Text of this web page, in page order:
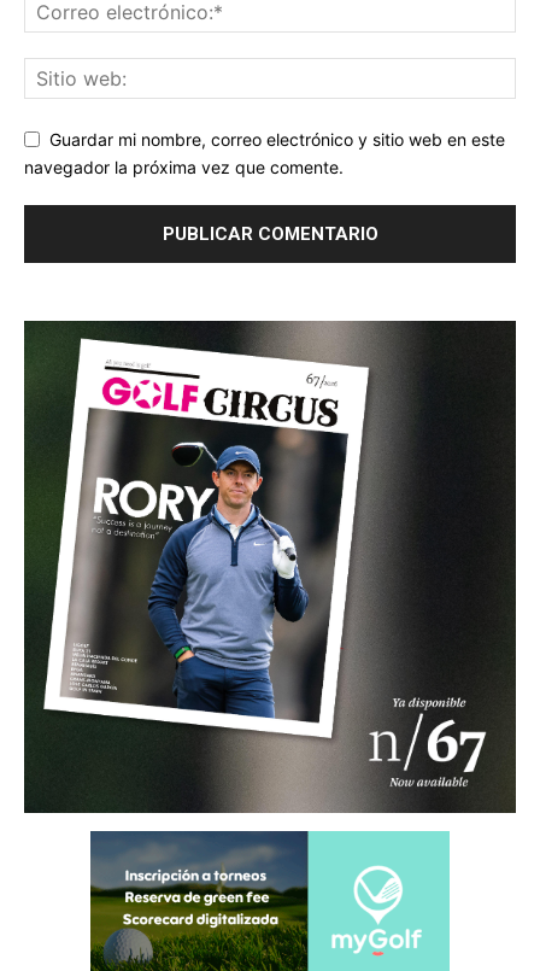
Guardar mi nombre, correo electrónico y sitio web en este
navegador la próxima vez que comente.